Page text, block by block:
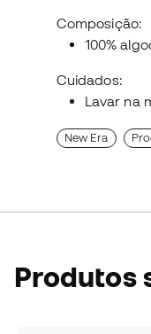
Composição:
100%
Cuidados:
Lavar na
New Era
Produtos